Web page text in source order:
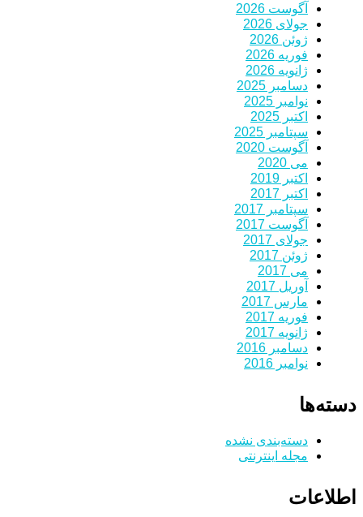
آگوست 2026
جولای 2026
ژوئن 2026
فوریه 2026
ژانویه 2026
دسامبر 2025
نوامبر 2025
اکتبر 2025
سپتامبر 2025
آگوست 2020
می 2020
اکتبر 2019
اکتبر 2017
سپتامبر 2017
آگوست 2017
جولای 2017
ژوئن 2017
می 2017
آوریل 2017
مارس 2017
فوریه 2017
ژانویه 2017
دسامبر 2016
نوامبر 2016
دسته‌ها
دسته‌بندی نشده
مجله اینترنتی
اطلاعات